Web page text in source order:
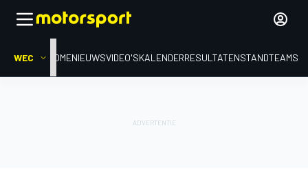
WEC HOMENIEUWSVIDEO'SKALENDERRESULTATENSTANDTEAMS